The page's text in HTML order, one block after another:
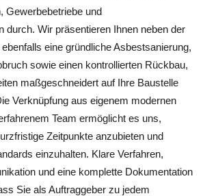
Gewerbebetriebe und
durch. Wir präsentieren Ihnen neben der
eine gründliche Asbestsanierung,
sowie einen kontrollierten Rückbau,
maßgeschneidert auf Ihre Baustelle
Verknüpfung aus eigenem modernen
Team ermöglicht es uns,
Zeitpunkte anzubieten und
einzuhalten. Klare Verfahren,
und eine komplette Dokumentation
Sie als Auftraggeber zu jedem